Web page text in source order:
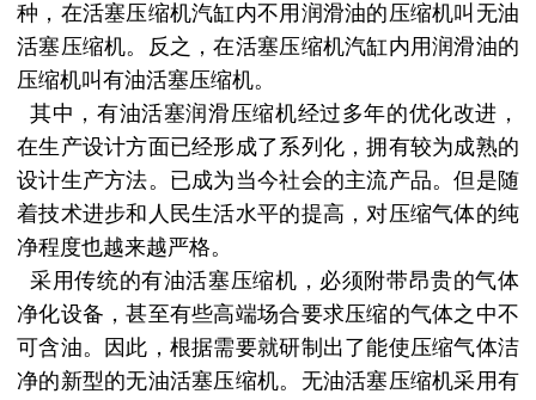
种，在活塞压缩机汽缸内不用润滑油的压缩机叫无油
活塞压缩机。反之，在活塞压缩机汽缸内用润滑油的
压缩机叫有油活塞压缩机。
其中，有油活塞润滑压缩机经过多年的优化改进，
在生产设计方面已经形成了系列化，拥有较为成熟的
设计生产方法。已成为当今社会的主流产品。但是随
着技术进步和人民生活水平的提高，对压缩气体的纯
净程度也越来越严格。
采用传统的有油活塞压缩机，必须附带昂贵的气体
净化设备，甚至有些高端场合要求压缩的气体之中不
可含油。因此，根据需要就研制出了能使压缩气体洁
净的新型的无油活塞压缩机。无油活塞压缩机采用有